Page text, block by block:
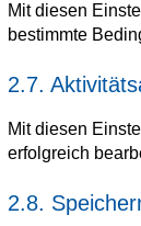
Mit diesen
bestimmte
2.7.
Mit diesen
erfolgreich
2.8.